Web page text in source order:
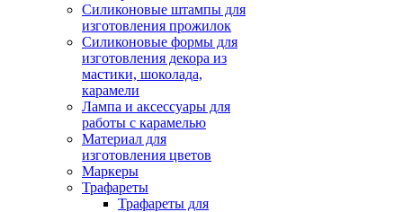
Силиконовые штампы для
изготовления прожилок
Силиконовые формы для
изготовления декора из
мастики, шоколада,
карамели
Лампа и аксессуары для
работы с карамелью
Материал для
изготовления цветов
Маркеры
Трафареты
Трафареты для